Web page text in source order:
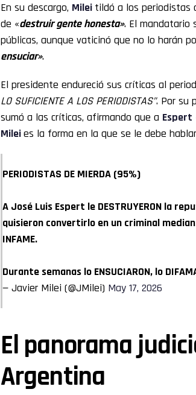
En su descargo, Milei tildó a los periodistas
de «destruir gente honesta». El mandatario
públicas, aunque vaticinó que no lo harán
ensuciar».
El presidente endureció sus críticas al
LO SUFICIENTE A LOS PERIODISTAS”. Por su
sumó a las críticas, afirmando que a Espert
Mileies la forma en la que se le debe
PERIODISTAS DE MIERDA (95%)
A José Luis Espert le DESTRUYERON la
quisieron convertirlo en un criminal
INFAME.
Durante semanas lo ENSUCIARON, lo
— Javier Milei (@JMilei) May 17, 2026
El panorama
Argentina